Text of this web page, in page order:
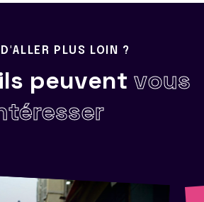
PLUS LOIN ?
peuvent vous